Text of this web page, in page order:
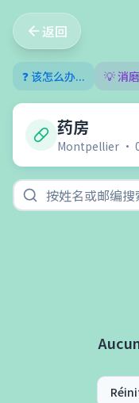
返回
❓ 该怎么办... 💡 消
药房
Montpellier •